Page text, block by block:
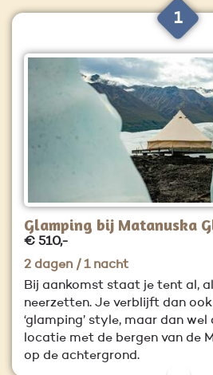
1
Glamping bij Matanuska
€ 510,-
2 dagen / 1 nacht
Bij aankomst staat je tent al,
neerzetten. Je verblijft dan
‘glamping’ style, maar dan wel
locatie met de bergen van de
op de achtergrond.